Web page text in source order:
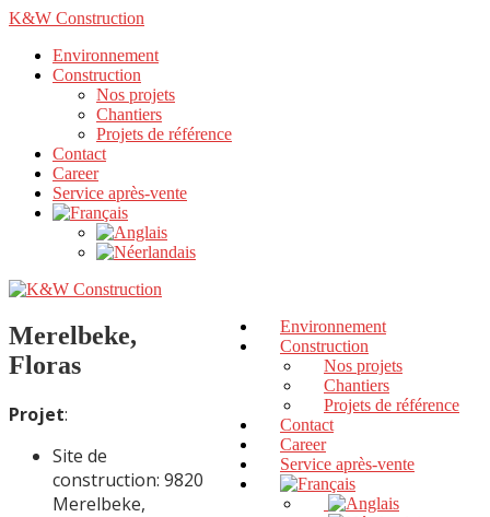
K&W Construction
Environnement
Construction
Nos projets
Chantiers
Projets de référence
Contact
Career
Service après-vente
Environnement
Construction
Nos projets
Chantiers
Projets de référence
Contact
Career
Service après-vente
Merelbeke,
Floras
Projet:
Site de
construction: 9820
Merelbeke,